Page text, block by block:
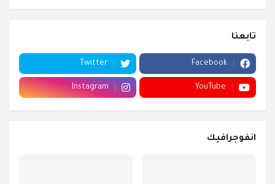
تابعنا
Facebook
Twitter
YouTube
Instagram
انفوجرافيك